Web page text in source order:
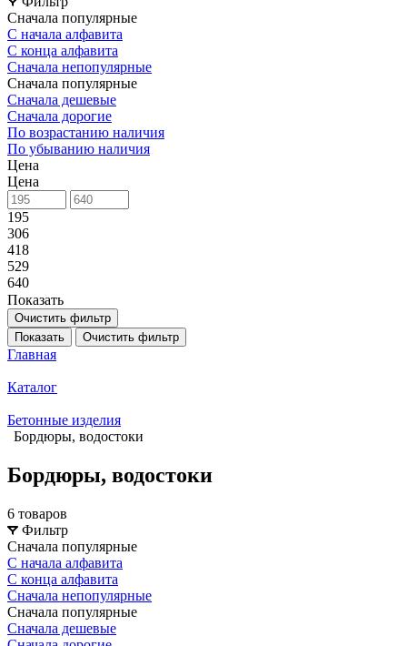
Сначала популярные
С начала алфавита
С конца алфавита
Сначала непопулярные
Сначала популярные
Сначала дешевые
Сначала дорогие
По возрастанию наличия
По убыванию наличия
Цена
Цена
195
306
418
529
640
Показать
Очистить фильтр
Показать
Очистить фильтр
Главная
Каталог
Бетонные изделия
Бордюры, водостоки
Бордюры, водостоки
6 товаров
Фильтр
Сначала популярные
С начала алфавита
С конца алфавита
Сначала непопулярные
Сначала популярные
Сначала дешевые